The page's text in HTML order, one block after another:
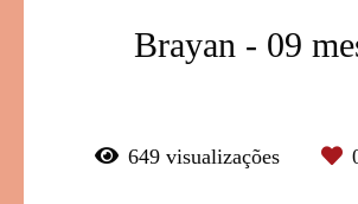
Brayan - 09
649 visualizações